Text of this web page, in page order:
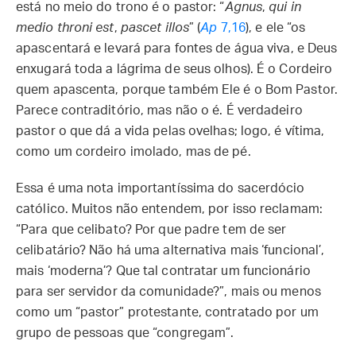
está no meio do trono é o pastor: “Agnus, qui in
medio throni est, pascet illos” (Ap 7,16), e ele “os
apascentará e levará para fontes de água viva, e Deus
enxugará toda a lágrima de seus olhos). É o Cordeiro
quem apascenta, porque também Ele é o Bom Pastor.
Parece contraditório, mas não o é. É verdadeiro
pastor o que dá a vida pelas ovelhas; logo, é vítima,
como um cordeiro imolado, mas de pé.
Essa é uma nota importantíssima do sacerdócio
católico. Muitos não entendem, por isso reclamam:
“Para que celibato? Por que padre tem de ser
celibatário? Não há uma alternativa mais ‘funcional’,
mais ‘moderna’? Que tal contratar um funcionário
para ser servidor da comunidade?”, mais ou menos
como um “pastor” protestante, contratado por um
grupo de pessoas que “congregam”.